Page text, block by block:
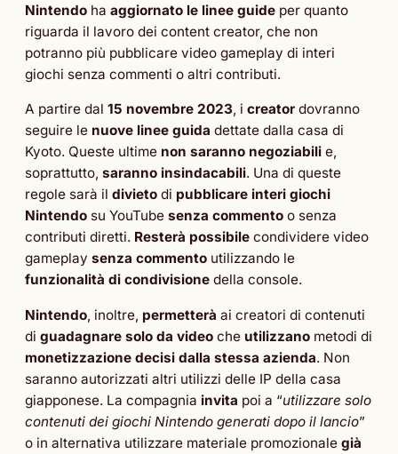
Nintendo ha aggiornato le linee guide per quanto
riguarda il lavoro dei content creator, che non
potranno più pubblicare video gameplay di interi
giochi senza commenti o altri contributi.
A partire dal 15 novembre 2023, i creator dovranno
seguire le nuove linee guida dettate dalla casa di
Kyoto. Queste ultime non saranno negoziabili e,
soprattutto, saranno insindacabili. Una di queste
regole sarà il divieto di pubblicare interi giochi
Nintendo su YouTube senza commento o senza
contributi diretti. Resterà possibile condividere video
gameplay senza commento utilizzando le
funzionalità di condivisione della console.
Nintendo, inoltre, permetterà ai creatori di contenuti
di guadagnare solo da video che utilizzano metodi di
monetizzazione decisi dalla stessa azienda. Non
saranno autorizzati altri utilizzi delle IP della casa
giapponese. La compagnia invita poi a “utilizzare solo
contenuti dei giochi Nintendo generati dopo il lancio”
o in alternativa utilizzare materiale promozionale già